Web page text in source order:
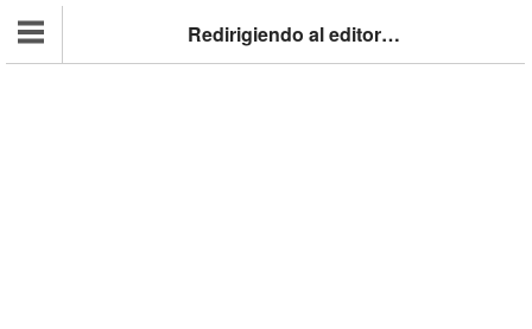
Redirigiendo al editor…